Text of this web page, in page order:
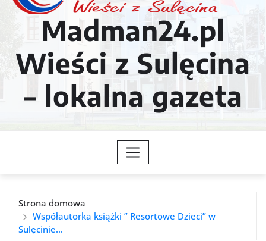
Madman24.pl
Wieści z Sulęcina
– lokalna gazeta
Strona domowa
Współautorka książki ” Resortowe Dzieci” w
Sulęcinie…